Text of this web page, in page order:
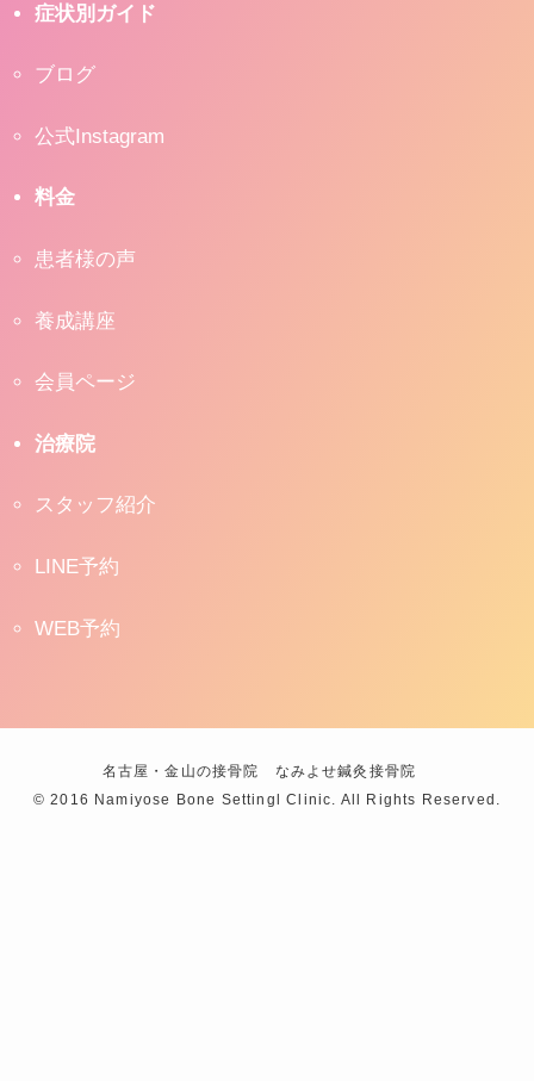
症状別ガイド
ブログ
公式Instagram
料金
患者様の声
養成講座
会員ページ
治療院
スタッフ紹介
LINE予約
WEB予約
名古屋・金山の接骨院 なみよせ鍼灸接骨院
© 2016 Namiyose Bone Settingl Clinic. All Rights Reserved.